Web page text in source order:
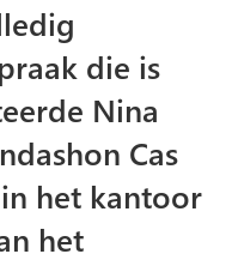
die is
Nina
Cas
het kantoor
het